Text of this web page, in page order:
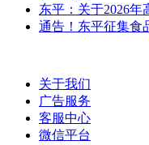
东平：关于2026
通告！东平征集食
关于我们
广告服务
客服中心
微信平台